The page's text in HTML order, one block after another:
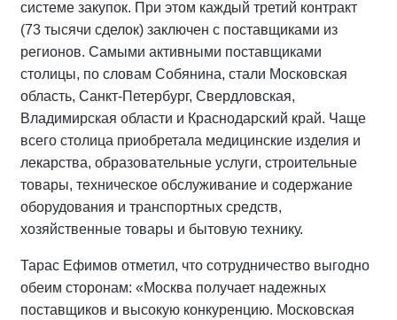
системе закупок. При этом каждый третий контракт
(73 тысячи сделок) заключен с поставщиками из
регионов. Самыми активными поставщиками
столицы, по словам Собянина, стали Московская
область, Санкт-Петербург, Свердловская,
Владимирская области и Краснодарский край. Чаще
всего столица приобретала медицинские изделия и
лекарства, образовательные услуги, строительные
товары, техническое обслуживание и содержание
оборудования и транспортных средств,
хозяйственные товары и бытовую технику.
Тарас Ефимов отметил, что сотрудничество выгодно
обеим сторонам: «Москва получает надежных
поставщиков и высокую конкуренцию. Московская